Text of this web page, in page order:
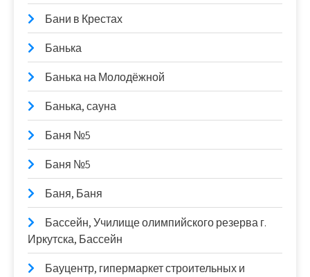
Бани в Крестах
Банька
Банька на Молодёжной
Банька, сауна
Баня №5
Баня №5
Баня, Баня
Бассейн, Училище олимпийского резерва г.
Иркутска, Бассейн
Бауцентр, гипермаркет строительных и